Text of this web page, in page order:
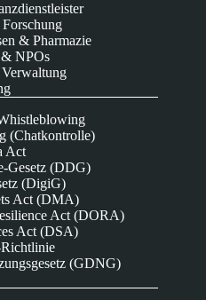
& Pharmazie
NPOs
(Chatkontrolle)
Act
Gesetz (DDG)
(DigiG)
Act (DMA)
Act (DORA)
Act (DSA)
(GDNG)